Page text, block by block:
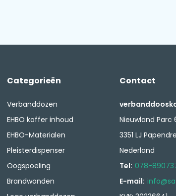
Categorieën
Verbanddozen
EHBO koffer inhoud
EHBO-Materialen
Pleisterdispenser
Oogspoeling
Brandwonden
Contact
Nieuwland Parc
3351 LJ
Nederland
Tel: 078-
E-mail: